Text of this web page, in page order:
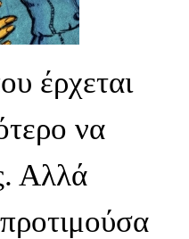
έρχεται
να
Αλλά